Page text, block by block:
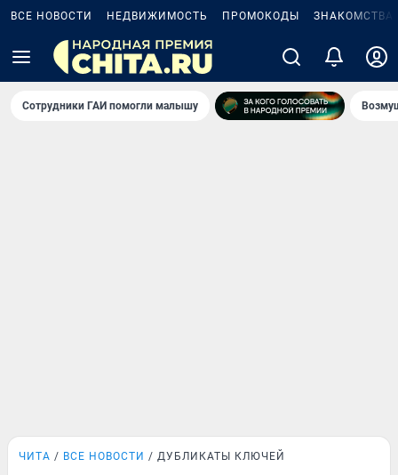
ВСЕ НОВОСТИ НЕДВИЖИМОСТЬ ПРОМОКОДЫ ЗНАКОМСТВА
Сотрудники ГАИ помогли малышу
ЧИТА ВСЕ НОВОСТИ ДУБЛИКАТЫ КЛЮЧЕЙ